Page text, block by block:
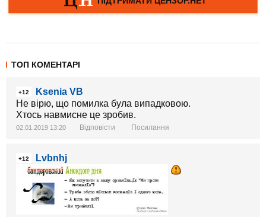
ТОП КОМЕНТАРІ
+12
Ksenia VB
Не вірю, що помилка була випадковою.
Хтось навмисне це зробив.
02.01.2019 13:20 Відповісти Посилання
+12 Lvbnhj